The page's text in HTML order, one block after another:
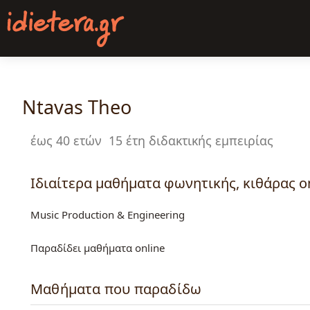
Παράκαμψη
προς
κυρίως
Ntavas Theo
έως 40 ετών 15 έτη διδακτικής εμπειρίας
Ιδιαίτερα μαθήματα φωνητικής, κιθάρας
Music Production & Engineering
Παραδίδει μαθήματα online
Μαθήματα που παραδίδω